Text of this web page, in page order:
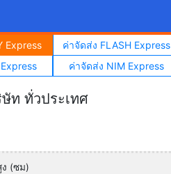
Express
ค่าจัดส่ง FLASH Express
ค่าจัดส่ง NIM Express
ท ทั่วประเทศ
ง (ซม)